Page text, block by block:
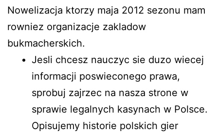
Nowelizacja ktorzy maja 2012 sezonu mam
rowniez organizacje zakladow
bukmacherskich.
Jesli chcesz nauczyc sie duzo wiecej
informacji poswieconego prawa,
sprobuj zajrzec na nasza strone w
sprawie legalnych kasynach w Polsce.
Opisujemy historie polskich gier